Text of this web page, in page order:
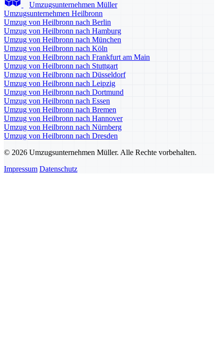
Umzugsunternehmen Müller
Umzugsunternehmen Heilbronn
Umzug von Heilbronn nach Berlin
Umzug von Heilbronn nach Hamburg
Umzug von Heilbronn nach München
Umzug von Heilbronn nach Köln
Umzug von Heilbronn nach Frankfurt am Main
Umzug von Heilbronn nach Stuttgart
Umzug von Heilbronn nach Düsseldorf
Umzug von Heilbronn nach Leipzig
Umzug von Heilbronn nach Dortmund
Umzug von Heilbronn nach Essen
Umzug von Heilbronn nach Bremen
Umzug von Heilbronn nach Hannover
Umzug von Heilbronn nach Nürnberg
Umzug von Heilbronn nach Dresden
© 2026 Umzugsunternehmen Müller. Alle Rechte vorbehalten.
Impressum Datenschutz